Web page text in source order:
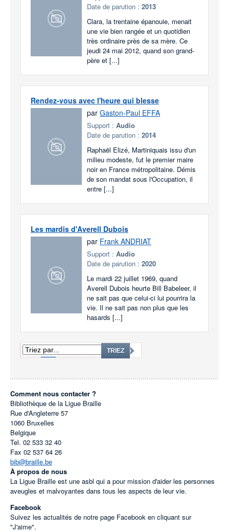
Date de parution : 2013
Clara, la trentaine épanouie, menait
une vie bien rangée et un quotidien
très ordinaire près de sa mère. Ce
jeudi 24 mai 2012, quand son grand-
père et [...]
Rendez-vous avec l'heure qui blesse
par Gaston-Paul EFFA
Support : Audio
Date de parution : 2014
Raphaël Elizé, Martiniquais issu d'un
milieu modeste, fut le premier maire
noir en France métropolitaine. Démis
de son mandat sous l'Occupation, il
entre [...]
Les mardis d'Averell Dubois
par Frank ANDRIAT
Support : Audio
Date de parution : 2020
Le mardi 22 juillet 1969, quand
Averell Dubois heurte Bill Babeleer, il
ne sait pas que celui-ci lui pourrira la
vie. Il ne sait pas non plus que les
hasards [...]
1 1632
TRIEZ
Comment nous contacter ?
Bibliothèque de la Ligue Braille
Rue d'Angleterre 57
1060 Bruxelles
Belgique
Tel. 02 533 32 40
Fax 02 537 64 26
bib@braille.be
À propos de nous
La Ligue Braille est une asbl qui a pour mission d'aider les personnes
aveugles et malvoyantes dans tous les aspects de leur vie.
Facebook
Suivez les actualités de notre page Facebook en cliquant sur
"J'aime".